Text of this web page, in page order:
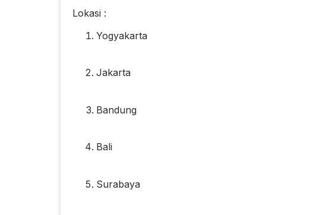
Lokasi :
Yogyakarta
Jakarta
Bandung
Bali
Surabaya